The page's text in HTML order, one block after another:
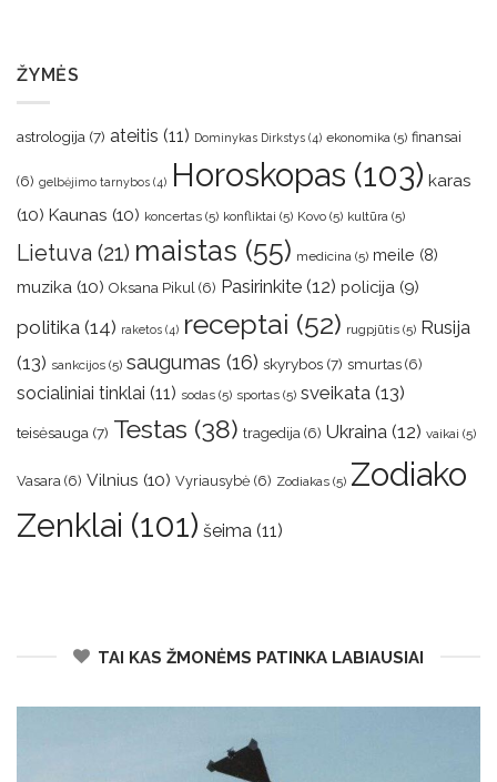
ŽYMĖS
astrologija (7) ateitis (11) Dominykas Dirkstys (4) ekonomika (5) finansai
(6) gelbėjimo tarnybos (4) Horoskopas (103) karas
(10) Kaunas (10) koncertas (5) konfliktai (5) Kovo (5) kultūra (5)
Lietuva (21) maistas (55) medicina (5) meile (8)
muzika (10) Oksana Pikul (6) Pasirinkite (12) policija (9)
politika (14) raketos (4) receptai (52) rugpjūtis (5) Rusija
(13) sankcijos (5) saugumas (16) skyrybos (7) smurtas (6)
socialiniai tinklai (11) sodas (5) sportas (5) sveikata (13)
teisėsauga (7) Testas (38) tragedija (6) Ukraina (12) vaikai (5)
Vasara (6) Vilnius (10) Vyriausybė (6) Zodiakas (5) Zodiako
Zenklai (101) šeima (11)
TAI KAS ŽMONĖMS PATINKA LABIAUSIAI